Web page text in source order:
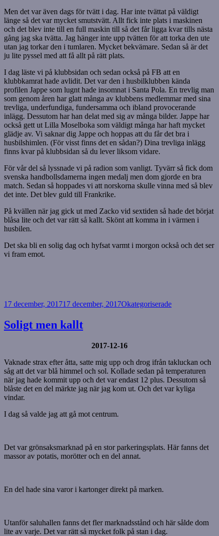
Men det var även dags för tvätt i dag. Har inte tvättat på väldigt
länge så det var mycket smutstvätt. Allt fick inte plats i maskinen
och det blev inte till en full maskin till så det får ligga kvar tills nästa
gång jag ska tvätta. Jag hänger inte upp tvätten för att torka den ute
utan jag torkar den i tumlaren. Mycket bekvämare. Sedan så är det
ju lite pyssel med att få allt på rätt plats.
I dag läste vi på klubbsidan och sedan också på FB att en
klubbkamrat hade avlidit. Det var den i husbilklubben kända
profilen Jappe som lugnt hade insomnat i Santa Pola. En trevlig man
som genom åren har glatt många av klubbens medlemmar med sina
trevliga, underfundiga, fundersamma och ibland provocerande
inlägg. Dessutom har han delat med sig av många bilder. Jappe har
också gett ut Lilla Moselboka som väldigt många har haft mycket
glädje av. Vi saknar dig Jappe och hoppas att du får det bra i
husbilshimlen. (För visst finns det en sådan?) Dina trevliga inlägg
finns kvar på klubbsidan så du lever liksom vidare.
För vår del så lyssnade vi på radion som vanligt. Tyvärr så fick dom
svenska handbollsdamerna ingen medalj men dom gjorde en bra
match. Sedan så hoppades vi att norskorna skulle vinna med så blev
det inte. Det blev guld till Frankrike.
På kvällen när jag gick ut med Zacko vid sextiden så hade det börjat
blåsa lite och det var rätt så kallt. Skönt att komma in i värmen i
husbilen.
Det ska bli en solig dag och hyfsat varmt i morgon också och det ser
vi fram emot.
Postat
17 december, 201717 december, 2017Kategorier
Okategoriserade
Soligt men kallt
2017-12-16
Vaknade strax efter åtta, satte mig upp och drog ifrån takluckan och
såg att det var blå himmel och sol. Kollade sedan på temperaturen
när jag hade kommit upp och det var endast 12 plus. Dessutom så
blåste det en del märkte jag när jag kom ut. Och det var kyliga
vindar.
I dag så valde jag att gå mot centrum.
Det var grönsaksmarknad på en stor parkeringsplats. Här fanns det
massor av potatis, morötter och en del annat.
En del hade sina varor i kartonger direkt på marken.
Utanför saluhallen fanns det fler marknadsstånd och här sålde dom
lite av varje. Det var rätt så mycket folk på stan i dag.